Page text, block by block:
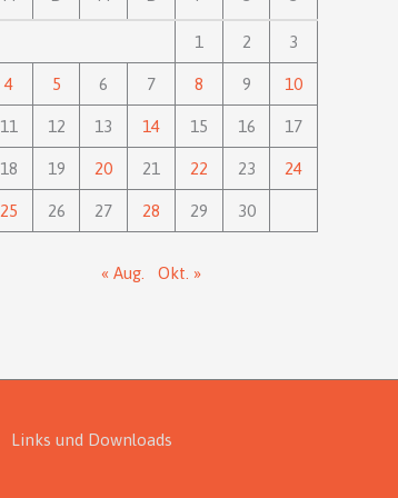
1 2 3
4 5 6 7 8 9 10
11 12 13 14 15 16 17
18 19 20 21 22 23 24
25 26 27 28 29 30
« Aug. Okt. »
Links und Downloads